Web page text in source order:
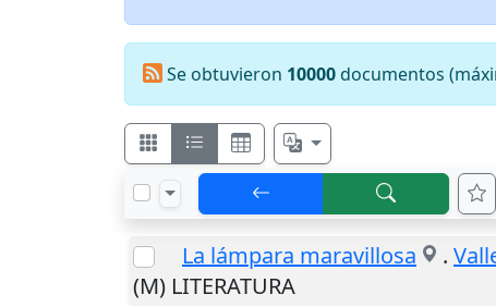
Se obtuvieron 10000documentos
La lámpara maravillosa .
(M) LITERATURA